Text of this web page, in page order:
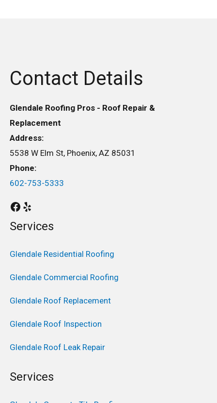
Contact Details
Glendale Roofing Pros - Roof Repair &
Replacement
Address:
5538 W Elm St, Phoenix, AZ 85031
Phone:
602-753-5333
Services
Glendale Residential Roofing
Glendale Commercial Roofing
Glendale Roof Replacement
Glendale Roof Inspection
Glendale Roof Leak Repair
Services